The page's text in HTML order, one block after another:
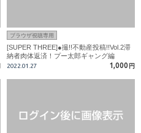
ブラウザ視聴専用
[SUPER THREE]●撮!!不動産投稿!!Vol.2滞
納者肉体返済！プー太郎ギャング編
2022.01.27 1,000 円